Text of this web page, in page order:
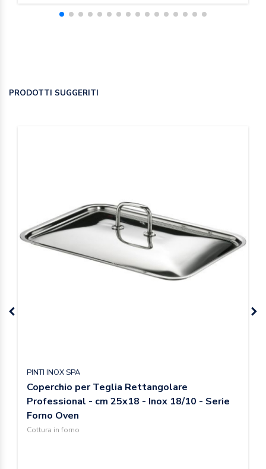
PRODOTTI SUGGERITI
PINTI INOX SPA
Coperchio per Teglia Rettangolare
Professional - cm 25x18 - Inox 18/10 - Serie
Forno Oven
Cottura in forno